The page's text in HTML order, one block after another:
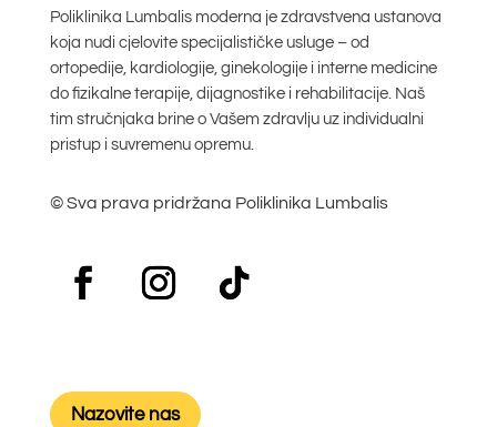
Poliklinika Lumbalis moderna je zdravstvena ustanova
koja nudi cjelovite specijalističke usluge – od
ortopedije, kardiologije, ginekologije i interne medicine
do fizikalne terapije, dijagnostike i rehabilitacije. Naš
tim stručnjaka brine o Vašem zdravlju uz individualni
pristup i suvremenu opremu.
© Sva prava pridržana Poliklinika Lumbalis
Nazovite nas